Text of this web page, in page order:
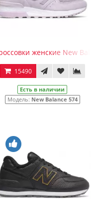
мужские черные
женские New
15490
Есть в наличии
Модель: New Balance 574